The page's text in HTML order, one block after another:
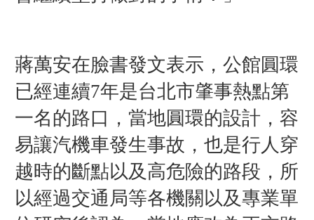
蔣萬安在臉書發文表示，公館圓環
已經連續7年是台北市肇事熱點第
一名的路口，當地圓環的設計，容
易讓汽機車發生事故，也是行人穿
越時的斷點以及高危險的路段，所
以經過交通局等各機關以及專業單